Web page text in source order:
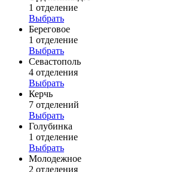
1 отделение
Выбрать
Береговое
1 отделение
Выбрать
Севастополь
4 отделения
Выбрать
Керчь
7 отделений
Выбрать
Голубинка
1 отделение
Выбрать
Молодежное
2 отделения